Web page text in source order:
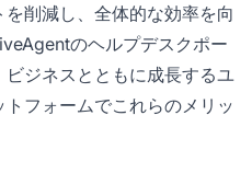
削減し、全体的な効率を向
のヘルプデスクポー
ジネスとともに成長するユ
フォームでこれらのメリッ